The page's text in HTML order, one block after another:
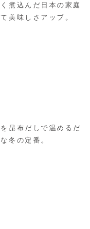
煮込んだ日本の家庭
美味しさアップ。
昆布だしで温めるだ
冬の定番。